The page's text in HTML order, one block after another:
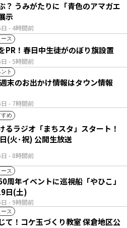
- 4時間前
？ うみがたりに「青色のアマガエ
示
ス
- 5時間前
PR！春日中生徒がのぼり旗設置
ト
- 7時間前
末のお出かけ情報はタウン情報
すめ
- 8時間前
るラジオ「まちスタ」スタート！
(火･祝) 公開生放送
ス
- 9時間前
周年イベントに巡視船「やひこ」
19日(土)
ス
て！コケ玉づくり教室 保倉地区公